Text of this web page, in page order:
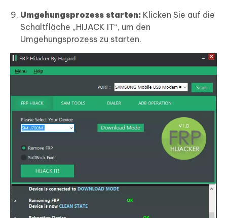
Umgehungsprozess starten: Klicken Sie auf die
Schaltfläche „HIJACK IT“, um den
Umgehungsprozess zu starten.